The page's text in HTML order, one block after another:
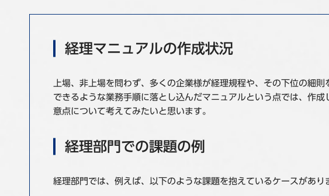
経理マニュアルの作成状況
上場、非上場を問わず、多くの企業様が経理規程や、その下位の細
できるような業務手順に落とし込んだマニュアルという点では、作
意点について考えてみたいと思います。
経理部門での課題の例
経理部門では、例えば、以下のような課題を抱えているケースがあり